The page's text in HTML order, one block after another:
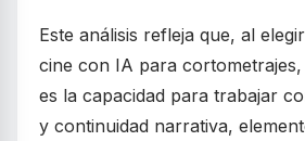
Este análisis refleja que, al
cine con IA para
es la capacidad para trabajar
y continuidad narrativa,